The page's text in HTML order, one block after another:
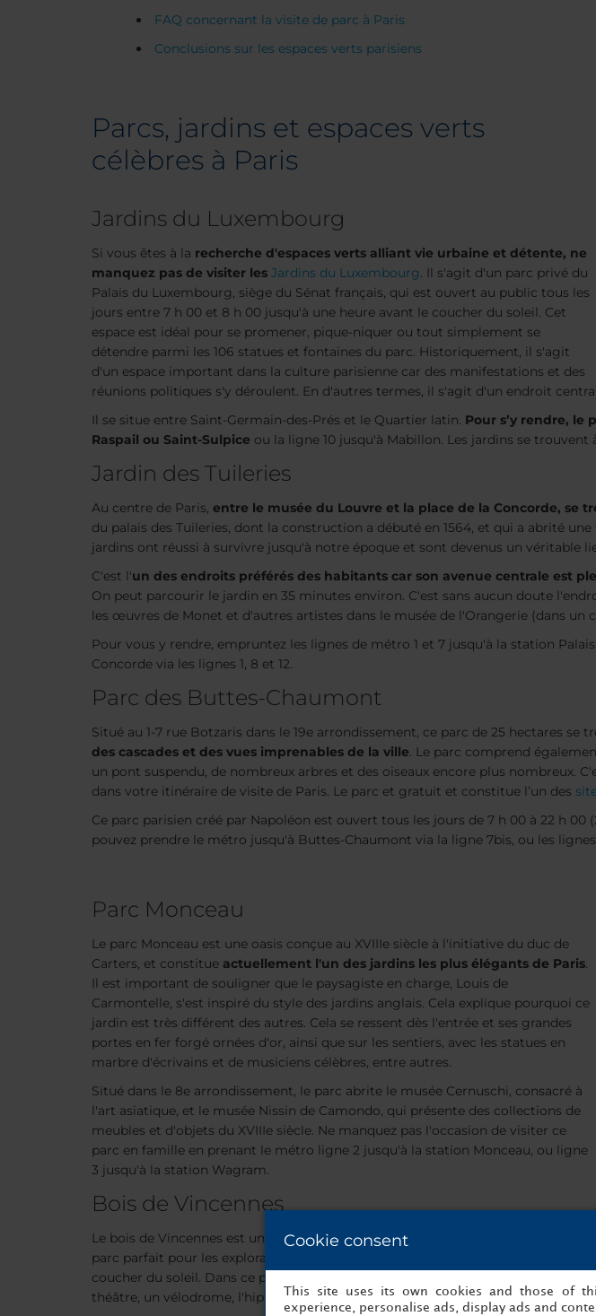
FAQ concernant la visite de parc à Paris
Conclusions sur les espaces verts parisiens
Parcs, jardins et espaces verts
célèbres à Paris
Jardins du Luxembourg
Si vous êtes à la recherche d'espaces verts alliant vie urbaine et détente, ne
manquez pas de visiter les Jardins du Luxembourg. Il s'agit d'un parc privé du
Palais du Luxembourg, siège du Sénat français, qui est ouvert au public tous les
jours entre 7 h 00 et 8 h 00 jusqu'à une heure avant le coucher du soleil. Cet
espace est idéal pour se promener, pique-niquer ou tout simplement se
détendre parmi les 106 statues et fontaines du parc. Historiquement, il s'agit
d'un espace important dans la culture parisienne car des manifestations et des
réunions politiques s'y déroulent. En d'autres termes, il s'agit d'un endroit
Il se situe entre Saint-Germain-des-Prés et le Quartier latin. Pour s’y rendre,
Raspail ou Saint-Sulpice ou la ligne 10 jusqu'à Mabillon. Les jardins se
Jardin des Tuileries
Au centre de Paris, entre le musée du Louvre et la place de la Concorde, se
du palais des Tuileries, dont la construction a débuté en 1564, et qui a abrité
jardins ont réussi à survivre jusqu'à notre époque et sont devenus un véritable
C'est l'un des endroits préférés des habitants car son avenue centrale est
On peut parcourir le jardin en 35 minutes environ. C'est sans aucun doute
les œuvres de Monet et d'autres artistes dans le musée de l'Orangerie (dans un
Pour vous y rendre, empruntez les lignes de métro 1 et 7 jusqu'à la station
Concorde via les lignes 1, 8 et 12.
Parc des Buttes-Chaumont
Situé au 1-7 rue Botzaris dans le 19e arrondissement, ce parc de 25 hectares
des cascades et des vues imprenables de la ville. Le parc comprend
un pont suspendu, de nombreux arbres et des oiseaux encore plus nombreux.
dans votre itinéraire de visite de Paris. Le parc et gratuit et constitue l’un des
Ce parc parisien créé par Napoléon est ouvert tous les jours de 7 h 00 à 22 h
pouvez prendre le métro jusqu'à Buttes-Chaumont via la ligne 7bis, ou les lignes
Parc Monceau
Le parc Monceau est une oasis conçue au XVIIIe siècle à l'initiative du duc de
Carters, et constitue actuellement l'un des jardins les plus élégants de Paris.
Il est important de souligner que le paysagiste en charge, Louis de
Carmontelle, s'est inspiré du style des jardins anglais. Cela explique pourquoi ce
jardin est très différent des autres. Cela se ressent dès l'entrée et ses grandes
portes en fer forgé ornées d'or, ainsi que sur les sentiers, avec les statues en
marbre d'écrivains et de musiciens célèbres, entre autres.
Situé dans le 8e arrondissement, le parc abrite le musée Cernuschi, consacré à
l'art asiatique, et le musée Nissin de Camondo, qui présente des collections de
meubles et d'objets du XVIIIe siècle. Ne manquez pas l'occasion de visiter ce
parc en famille en prenant le métro ligne 2 jusqu'à la station Monceau, ou ligne
3 jusqu'à la station Wagram.
Bois de Vincennes
Le bois de Vincennes est un parc gigantesque de la ville de Paris ; il couvre près
parc parfait pour les explorateurs qui veulent passer une journée dans la
coucher du soleil. Dans ce parc, vous pouvez louer des bateaux et visiter
théâtre, un vélodrome, l'hippodrome, ses innombrables jardins et ses 4 lacs.
Cookie consent
This site uses its own cookies and those of
experience, personalise ads, display ads and